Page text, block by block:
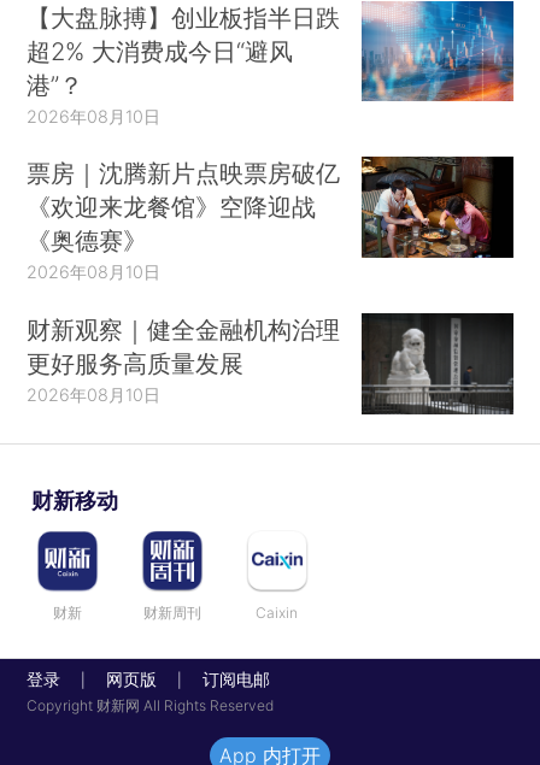
【大盘脉搏】创业板指半日跌
超2% 大消费成今日“避风
港”？
2026年08月10日
票房｜沈腾新片点映票房破亿
《欢迎来龙餐馆》空降迎战
《奥德赛》
2026年08月10日
财新观察｜健全金融机构治理
更好服务高质量发展
2026年08月10日
财新移动
财新 财新周刊 Caixin
登录 网页版 订阅电邮
Copyright 财新网 All Rights Reserved
App 内打开